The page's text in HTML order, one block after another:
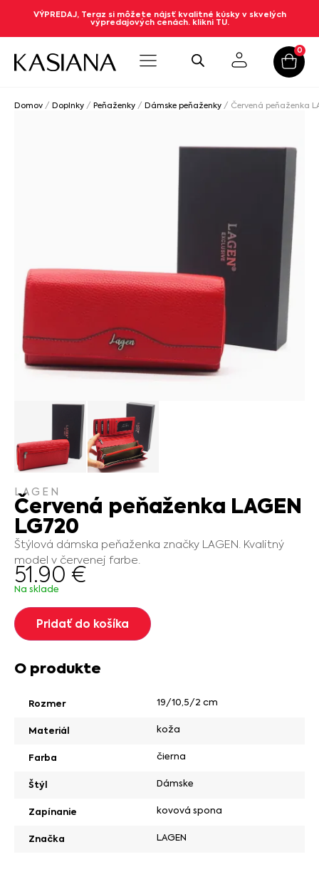
VÝPREDAJ, Teraz si môžete nájsť kvalitné kúsky v skvelých
výpredajových cenách. klikni TU.
0
Domov / Doplnky / Peňaženky / Dámske peňaženky / Červená peňaženka
LAGEN
Červená peňaženka LAGEN
LG720
Štýlová dámska peňaženka značky LAGEN. Kvalitný
model v červenej farbe.
51.90 €
Na sklade
Pridať do košíka
O produkte
Rozmer 19/10,5/2 cm
Materiál koža
Farba čierna
Štýl Dámske
Zapínanie kovová spona
Značka LAGEN